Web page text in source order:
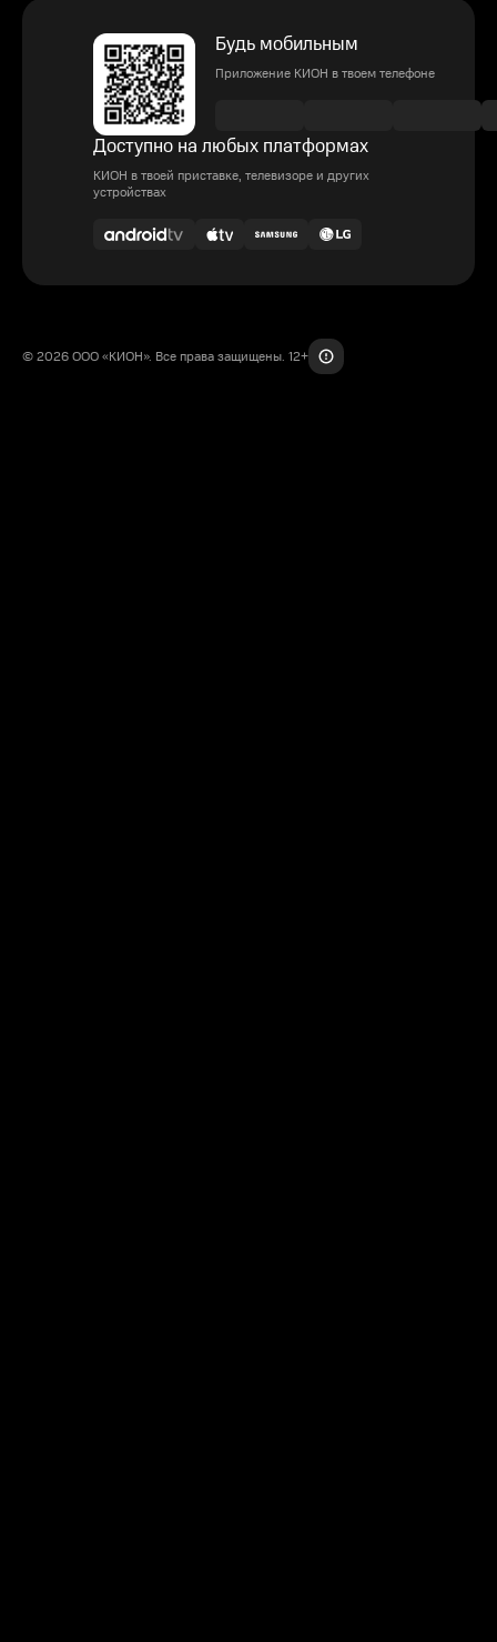
Будь мобильным
Приложение КИОН в твоем телефоне
Доступно на любых платформах
КИОН в твоей приставке, телевизоре и других
устройствах
© 2026 ООО «КИОН». Все права защищены. 12+